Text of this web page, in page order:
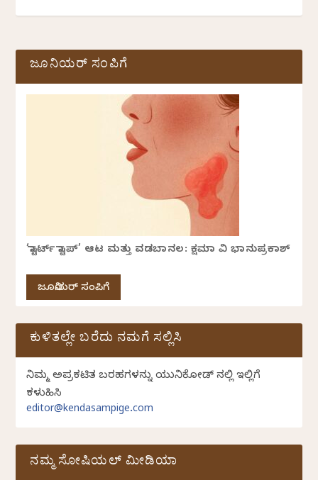
ಜೂನಿಯರ್ ಸಂಪಿಗೆ
‘ಸ್ಟಾರ್ಟ್ ಸ್ಟಾಪ್’ ಆಟ ಮತ್ತು ವಡಬಾನಲ: ಕ್ಷಮಾ ವಿ ಭಾನುಪ್ರಕಾಶ್
ಜೂನಿಯರ್ ಸಂಪಿಗೆ
ಕುಳಿತಲ್ಲೇ ಬರೆದು ನಮಗೆ ಸಲ್ಲಿಸಿ
ನಿಮ್ಮ ಅಪ್ರಕಟಿತ ಬರಹಗಳನ್ನು ಯುನಿಕೋಡ್ ನಲ್ಲಿ ಇಲ್ಲಿಗೆ
ಕಳುಹಿಸಿ
editor@kendasampige.com
ನಮ್ಮ ಸೋಷಿಯಲ್‌ ಮೀಡಿಯಾ